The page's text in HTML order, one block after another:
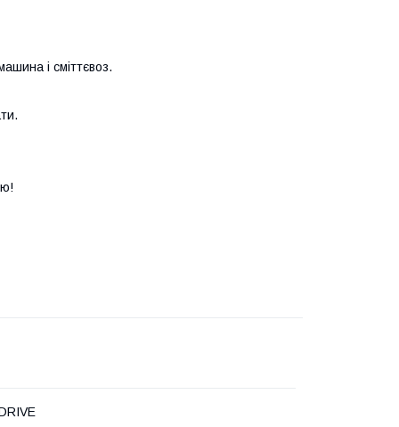
і сміттєвоз.